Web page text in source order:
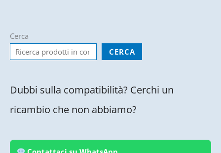
Cerca
CERCA
Dubbi sulla compatibilità? Cerchi un
ricambio che non abbiamo?